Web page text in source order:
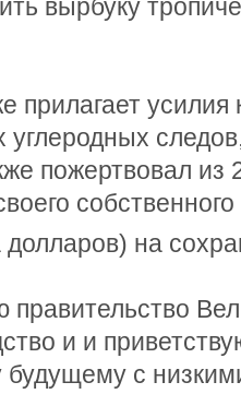
вырбуку
прилагает
углеродных
пожертвовал из
на
и и
будущему с